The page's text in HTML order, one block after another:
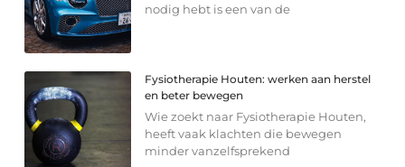
nodig hebt is een van de
Fysiotherapie Houten: werken aan herstel
en beter bewegen
Wie zoekt naar Fysiotherapie Houten,
heeft vaak klachten die bewegen
minder vanzelfsprekend